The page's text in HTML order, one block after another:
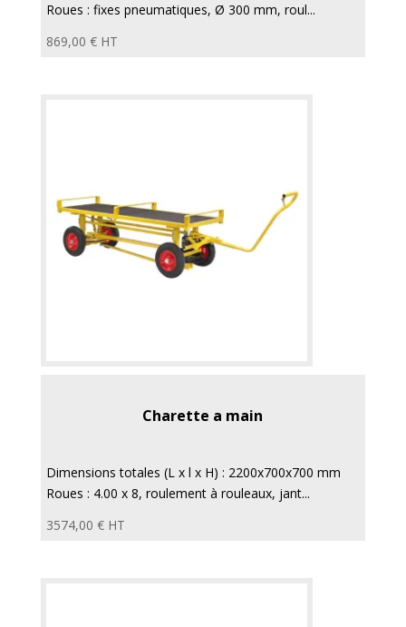
Roues : fixes pneumatiques, Ø 300 mm, roul...
869,00 € HT
Charette a main
Dimensions totales (L x l x H) : 2200x700x700 mm
Roues : 4.00 x 8, roulement à rouleaux, jant...
3574,00 € HT